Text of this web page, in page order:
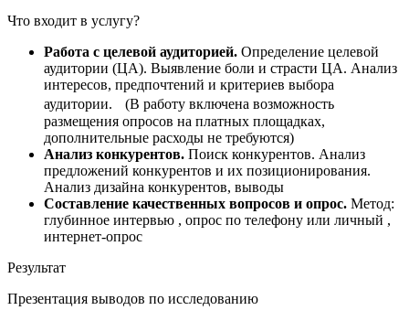
Что входит в услугу?
Работа с целевой аудиторией. Определение целевой
аудитории (ЦА). Выявление боли и страсти ЦА. Анализ
интересов, предпочтений и критериев выбора
аудитории. (В работу включена возможность
размещения опросов на платных площадках,
дополнительные расходы не требуются)
Анализ конкурентов. Поиск конкурентов. Анализ
предложений конкурентов и их позиционирования.
Анализ дизайна конкурентов, выводы
Составление качественных вопросов и опрос. Метод:
глубинное интервью , опрос по телефону или личный ,
интернет-опрос
Результат
Презентация выводов по исследованию